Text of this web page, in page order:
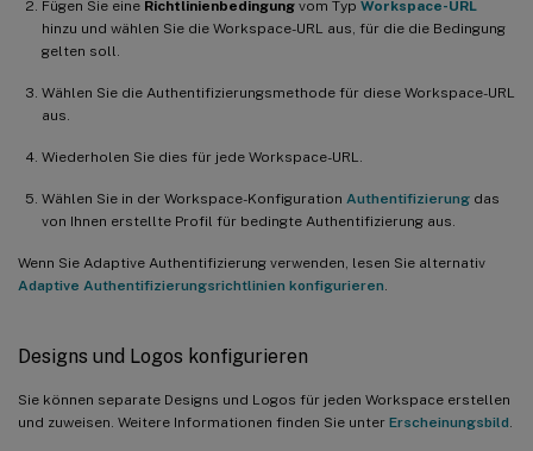
Fügen Sie eine Richtlinienbedingung vom Typ Workspace-URL
hinzu und wählen Sie die Workspace-URL aus, für die die Bedingung
gelten soll.
Wählen Sie die Authentifizierungsmethode für diese Workspace-URL
aus.
Wiederholen Sie dies für jede Workspace-URL.
Wählen Sie in der Workspace-Konfiguration Authentifizierung das
von Ihnen erstellte Profil für bedingte Authentifizierung aus.
Wenn Sie Adaptive Authentifizierung verwenden, lesen Sie alternativ
Adaptive Authentifizierungsrichtlinien konfigurieren
Designs und Logos konfigurieren
Sie können separate Designs und Logos für jeden Workspace erstellen
und zuweisen. Weitere Informationen finden Sie unter Erscheinungsbild